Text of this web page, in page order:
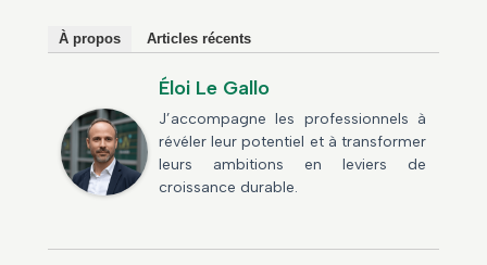
À propos Articles récents
Éloi Le Gallo
J’accompagne les professionnels à
révéler leur potentiel et à transformer
leurs ambitions en leviers de
croissance durable.